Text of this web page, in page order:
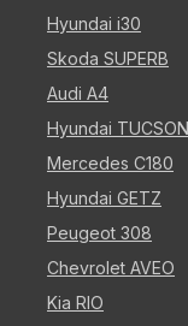
Hyundai i30
Skoda SUPERB
Audi A4
Hyundai TUCSON
Mercedes C180
Hyundai GETZ
Peugeot 308
Chevrolet AVEO
Kia RIO